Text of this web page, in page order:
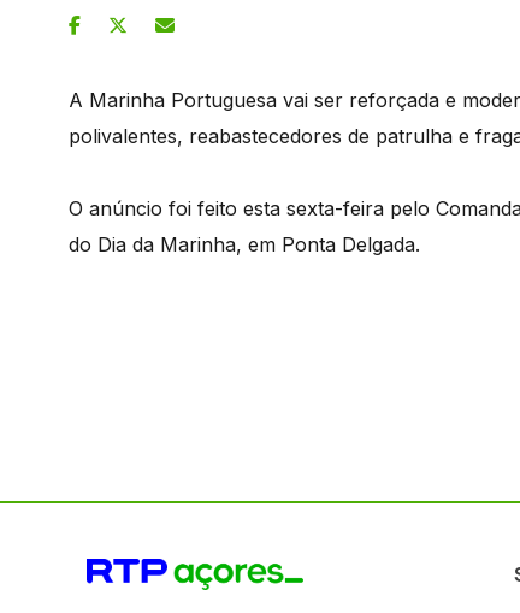
A Marinha Portuguesa vai ser reforçada e
polivalentes, reabastecedores de patrulha e
O anúncio foi feito esta sexta-feira pelo
do Dia da Marinha, em Ponta Delgada.